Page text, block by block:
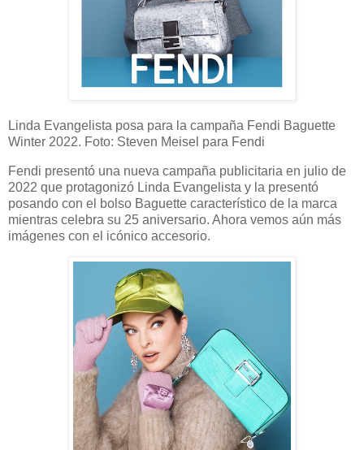
Linda Evangelista posa para la campaña Fendi Baguette
Winter 2022. Foto: Steven Meisel para Fendi
Fendi presentó una nueva campaña publicitaria en julio de
2022 que protagonizó Linda Evangelista y la presentó
posando con el bolso Baguette característico de la marca
mientras celebra su 25 aniversario. Ahora vemos aún más
imágenes con el icónico accesorio.